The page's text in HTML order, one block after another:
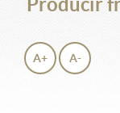
Producir
A+ A-